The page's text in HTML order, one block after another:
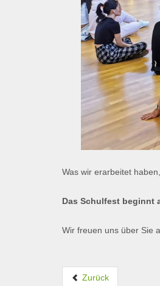
Was wir erarbeitet
Das Schulfest beginnt
Wir freuen uns über Sie
Zurück